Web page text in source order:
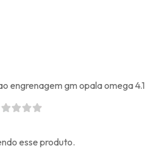
engrenagem gm opala omega 4.1
esse produto.